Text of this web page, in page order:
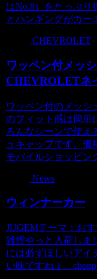
はNo.8）をたっぷり
とハンギングがカー
CHEVROLET
ワッペン付メッ
CHEVROLETネ
ワッペン付のメッシ
のフィット感は簡単
ろんなシーンで使え
ュキャップです。価
モバイルショッピン
News
ウィンナーカー
JUGEMテーマ：お
雑貨やっと入荷しま
には必ずほしいアイ
い味ですねぇ。